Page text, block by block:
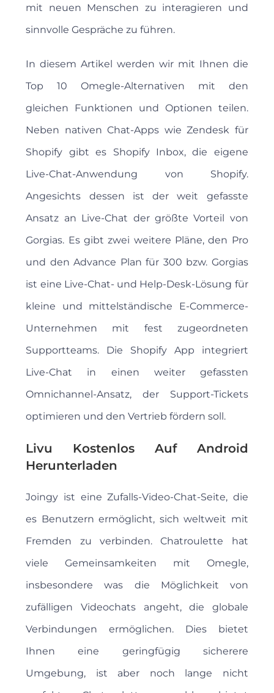
mit neuen Menschen zu interagieren und
sinnvolle Gespräche zu führen.
In diesem Artikel werden wir mit Ihnen die
Top 10 Omegle-Alternativen mit den
gleichen Funktionen und Optionen teilen.
Neben nativen Chat-Apps wie Zendesk für
Shopify gibt es Shopify Inbox, die eigene
Live-Chat-Anwendung von Shopify.
Angesichts dessen ist der weit gefasste
Ansatz an Live-Chat der größte Vorteil von
Gorgias. Es gibt zwei weitere Pläne, den Pro
und den Advance Plan für 300 bzw. Gorgias
ist eine Live-Chat- und Help-Desk-Lösung für
kleine und mittelständische E-Commerce-
Unternehmen mit fest zugeordneten
Supportteams. Die Shopify App integriert
Live-Chat in einen weiter gefassten
Omnichannel-Ansatz, der Support-Tickets
optimieren und den Vertrieb fördern soll.
Livu Kostenlos Auf Android
Herunterladen
Joingy ist eine Zufalls-Video-Chat-Seite, die
es Benutzern ermöglicht, sich weltweit mit
Fremden zu verbinden. Chatroulette hat
viele Gemeinsamkeiten mit Omegle,
insbesondere was die Möglichkeit von
zufälligen Videochats angeht, die globale
Verbindungen ermöglichen. Dies bietet
Ihnen eine geringfügig sicherere
Umgebung, ist aber noch lange nicht